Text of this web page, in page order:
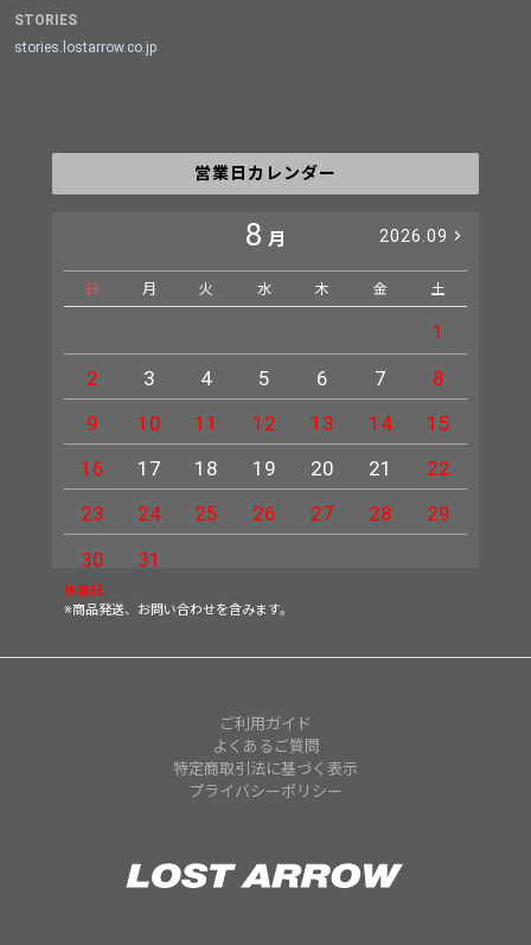
STORIES
stories.lostarrow.co.jp
営業日カレンダー
8 月 2026.09
日 月 火 水 木 金 土
1
2
3 4 5 6 7
8
9
10 11 12 13 14
15
16
17 18 19 20 21
22
23
24 25 26 27 28
29
30
31
休業日
※商品発送、お問い合わせを含みます。
ご利用ガイド
よくあるご質問
特定商取引法に基づく表示
プライバシーポリシー